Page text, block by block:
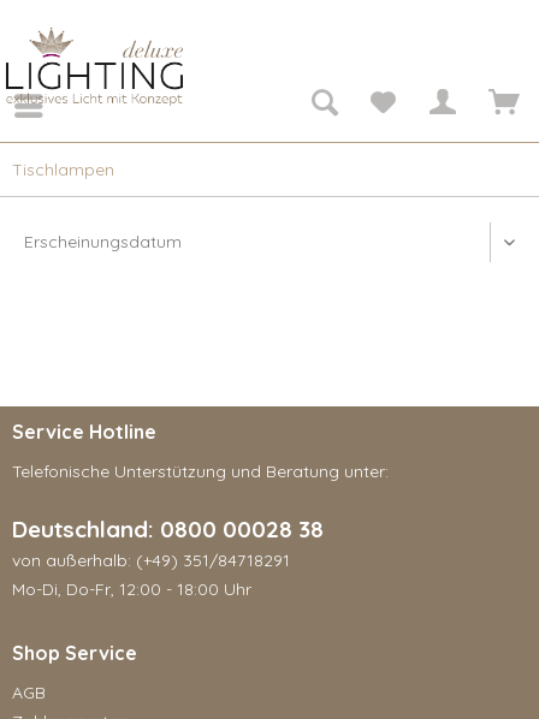
Tischlampen
Service Hotline
Telefonische Unterstützung und Beratung unter:
Deutschland: 0800 00028 38
von außerhalb: (+49) 351/84718291
Mo-Di, Do-Fr, 12:00 - 18:00 Uhr
Shop Service
AGB